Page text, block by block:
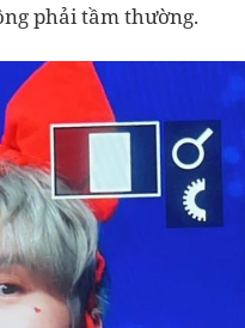
phải tầm thường.